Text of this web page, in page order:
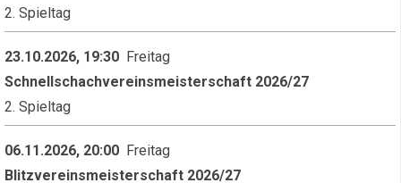
2. Spieltag
23.10.2026, 19:30 Freitag
Schnellschachvereinsmeisterschaft 2026/27
2. Spieltag
06.11.2026, 20:00 Freitag
Blitzvereinsmeisterschaft 2026/27